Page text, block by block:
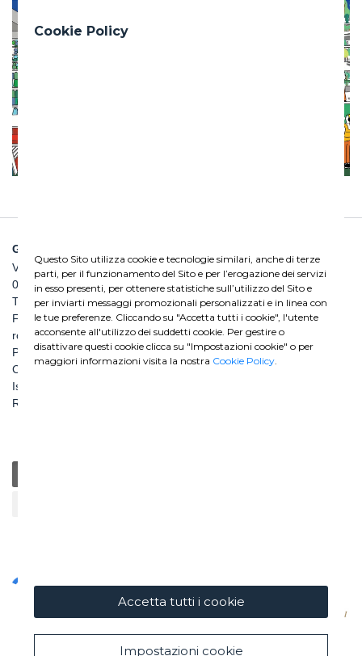
GHELLA SPA
Via Pietro Borsieri, 2/A
00195 Roma
TEL: +39 06 456031
FAX: +39 06 45603040
roma@ghella.com
P.IVA 00898971007
Capitale Sociale: € 100.000.000 i. v.
Iscr. Registro Imprese di Roma e C. F. n. 00462220583
R.E.A. n. 330024
Cookie Policy
Questo Sito utilizza cookie e tecnologie similari, anche di terze
parti, per il funzionamento del Sito e per l’erogazione dei servizi
in esso presenti, per ottenere statistiche sull’utilizzo del Sito e
per inviarti messaggi promozionali personalizzati e in linea con
le tue preferenze. Cliccando su "Accetta tutti i cookie", l'utente
acconsente all'utilizzo dei suddetti cookie. Per gestire o
disattivare questi cookie clicca su "Impostazioni cookie" o per
maggiori informazioni visita la nostra Cookie Policy
Impostazioni cookie
Accetta tutti i cookie